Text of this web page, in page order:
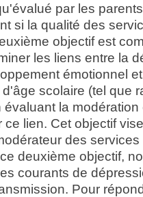
par les
si la qualité des
objectif est
les liens entre la
émotionnel
scolaire (tel que
évaluant la
lien. Cet objectif
des
deuxième objectif,
courants de
Pour